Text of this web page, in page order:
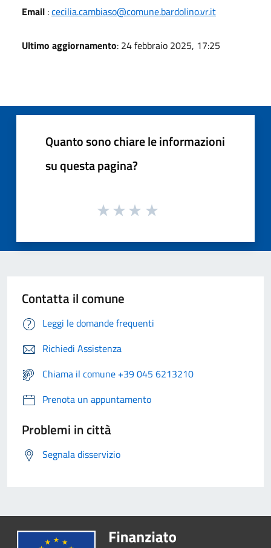
Email :cecilia.cambiaso@comune.bardolino.vr.it
Ultimo aggiornamento: 24 febbraio 2025, 17:25
Quanto sono chiare le informazioni
su questa pagina?
Contatta il comune
Leggi le domande frequenti
Richiedi Assistenza
Chiama il comune +39 045 6213210
Prenota un appuntamento
Problemi in città
Segnala disservizio